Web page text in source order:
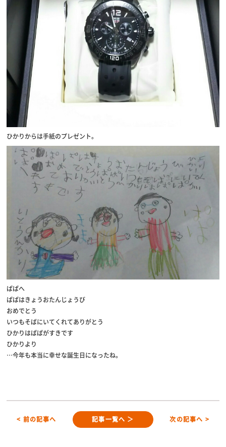
ひかりからは手紙のプレゼント。
ぱぱへ
ぱぱはきょうおたんじょうび
おめでとう
いつもそばにいてくれてありがとう
ひかりはぱぱがすきです
ひかりより
…今年も本当に幸せな誕生日になったね。
< 前の記事へ 記事一覧へ ＞ 次の記事へ >